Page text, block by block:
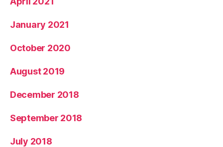
January 2021
October 2020
August 2019
December 2018
September 2018
July 2018